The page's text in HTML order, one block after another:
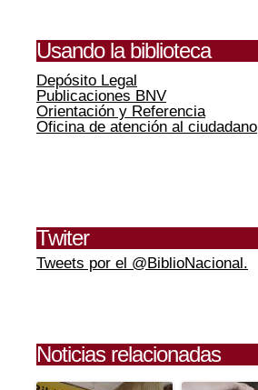
Usando la biblioteca
Depósito Legal
Publicaciones BNV
Orientación y Referencia
Oficina de atención al ciudadano
Twiter
Tweets por el @BiblioNacional.
Noticias relacionadas